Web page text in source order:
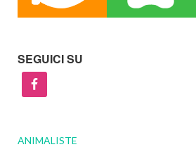
SEGUICI SU
ANIMALISTE